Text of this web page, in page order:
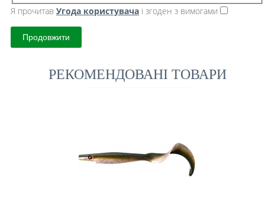
Я прочитав Угода користувача і згоден з вимогами
Продовжити
РЕКОМЕНДОВАНІ ТОВАРИ